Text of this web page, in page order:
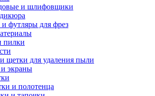
и шлифовщики
футляры для фрез
пилки
щетки для удаления пыли
экраны
и полотенца